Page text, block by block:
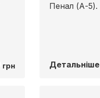
грн
Пенал (А-5).
Детальніше